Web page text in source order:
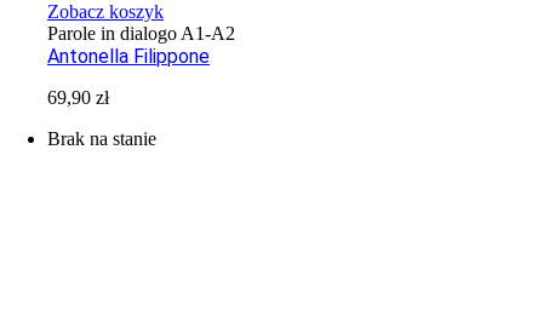
Zobacz koszyk
Parole in dialogo A1-A2
Antonella Filippone
69,90zł
Brak na stanie